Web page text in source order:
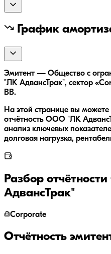
График
Эмитент — Общество с
"ЛК АдвансТрак", сектор
BB.
На этой странице вы
отчётность ООО "ЛК
анализ ключевых
долговая нагрузка,
Разбор отчётности
АдвансТрак"
Corporate
Отчётность